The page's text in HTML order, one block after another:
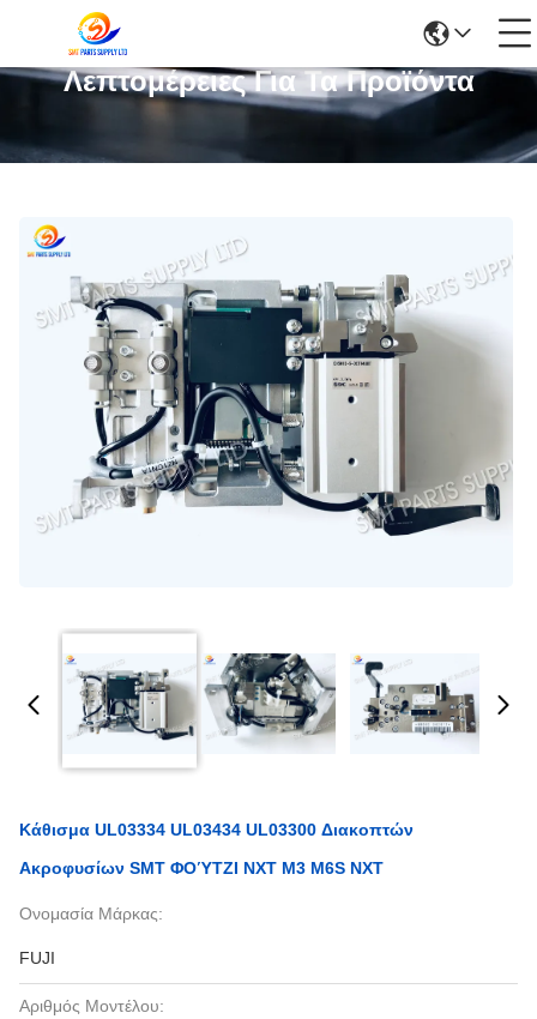
Λεπτομέρειες Για Τα Προϊόντα
Κάθισμα UL03334 UL03434 UL03300 Διακοπτών
Ακροφυσίων SMT ΦΟΎΤΖΙ NXT Μ3 M6S NXT
Ονομασία Μάρκας:
FUJI
Αριθμός Μοντέλου: